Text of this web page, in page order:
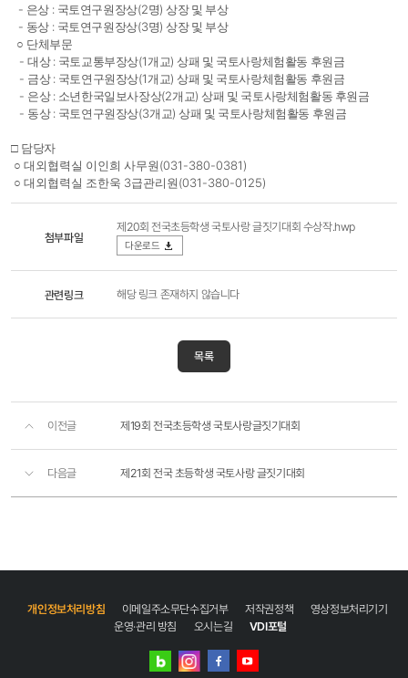
- 은상 : 국토연구원장상(2명)상장 및 부상
- 동상 : 국토연구원장상(3명)상장 및 부상
○ 단체부문
- 대상 : 국토교통부장상(1개교)상패 및 국토사랑체험활동 후원금
- 금상 : 국토연구원장상(1개교)상패 및 국토사랑체험활동 후원금
- 은상 : 소년한국일보사장상(2개교)상패 및 국토사랑체험활동 후원금
- 동상 : 국토연구원장상(3개교)상패 및 국토사랑체험활동 후원금
□ 담당자
○ 대외협력실 이인희 사무원 (031-380-0381)
○ 대외협력실 조한욱 3급관리원 (031-380-0125)
첨부파일
제20회 전국초등학생 국토사랑 글짓기대회 수상작.hwp
다운로드
관련링크 해당 링크 존재하지 않습니다
목록
이전글 제19회 전국초등학생 국토사랑글짓기대회
다음글 제21회 전국 초등학생 국토사랑 글짓기대회
개인정보처리방침 이메일주소무단수집거부 저작권정책
영상정보처리기기
운영·관리 방침
오시는길 VDI포털
네이버
인스타그램